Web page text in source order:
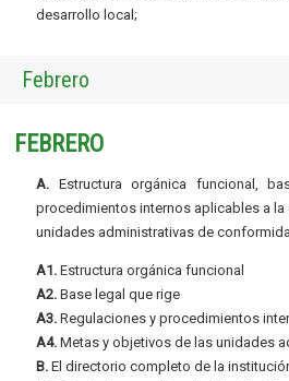
desarrollo local;
Febrero
FEBRERO
A. Estructura orgánica funcional,
procedimientos internos aplicables a
unidades administrativas de
A1. Estructura orgánica funcional
A2. Base legal que rige
A3. Regulaciones y procedimientos
A4. Metas y objetivos de las unidades
B. El directorio completo de la